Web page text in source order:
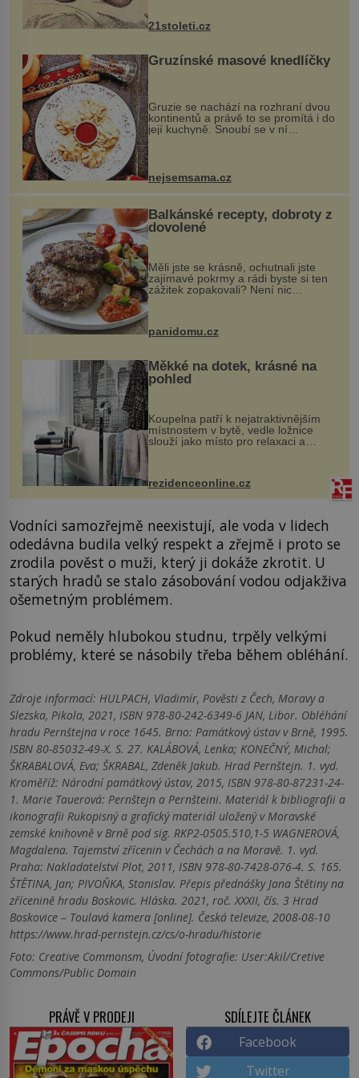
nohou, a způsobuje bole...
21stoleti.cz
Gruzínské masové knedlíčky
Gruzie se nachází na rozhraní dvou
kontinentů a právě to se promítá i do
její kuchyně. Snoubí se v ní
evropské a asijské chutě a díky tomu
pokrmy, které rozhodně st...
nejsemsama.cz
Balkánské recepty, dobroty z
dovolené
Měli jste se krásně, ochutnali jste
zajímavé pokrmy a rádi byste si ten
zážitek zopakovali? Není nic
snazšího. Pljeskavica (10 porcí)
Možná jste ji ochutnali na dovolené v
panidomu.cz
Měkké na dotek, krásné na
pohled
Koupelna patří k nejatraktivnějším
místnostem v bytě, vedle ložnice
slouží jako místo pro relaxaci a
odpočinek. Koupelnový textil –
ručníky, osušky a koberečky –
mohou jako mávnutím kouzelného
proutku...
rezidenceonline.cz
Vodníci samozřejmě neexistují, ale voda v lidech
odedávna budila velký respekt a zřejmě i proto se
zrodila pověst o muži, který ji dokáže zkrotit. U
starých hradů se stalo zásobování vodou odjakživa
ošemetným problémem.
Pokud neměly hlubokou studnu, trpěly velkými
problémy, které se násobily třeba během obléhání.
Zdroje informací: HULPACH, Vladimír, Pověsti z Čech, Moravy a
Slezska, Pikola, 2021, ISBN 978-80-242-6349-6 JAN, Libor. Obléhání
hradu Pernštejna v roce 1645. Brno: Památkový ústav v Brně, 1995.
ISBN 80-85032-49-X. S. 27. KALÁBOVÁ, Lenka; KONEČNÝ, Michal;
ŠKRABALOVÁ, Eva; ŠKRABAL, Zdeněk Jakub. Hrad Pernštejn. 1. vyd.
Kroměříž: Národní památkový ústav, 2015, ISBN 978-80-87231-24-
1. Marie Tauerová: Pernštejn a Pernšteini. Materiál k bibliografii a
ikonografii Rukopisný a grafický materiál uložený v Moravské
zemské knihovně v Brně pod sig. RKP2-0505.510,1-5 WAGNEROVÁ,
Magdalena. Tajemství zřícenin v Čechách a na Moravě. 1. vyd.
Praha: Nakladatelství Plot, 2011, ISBN 978-80-7428-076-4. S. 165.
ŠTĚTINA, Jan; PIVOŇKA, Stanislav. Přepis přednášky Jana Štětiny na
zřícenině hradu Boskovic. Hláska. 2021, roč. XXXII, čís. 3 Hrad
Boskovice – Toulavá kamera [online]. Česká televize, 2008-08-10
https://www.hrad-pernstejn.cz/cs/o-hradu/historie
Foto: Creative Commonsm, Úvodní fotografie: User:Akil/Cretive
Commons/Public Domain
PRÁVĚ V PRODEJI SDÍLEJTE ČLÁNEK
Facebook
Twitter